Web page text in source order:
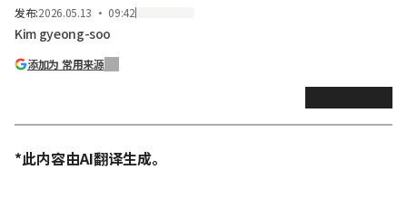
发布:2026.05.13 ・ 09:42
Kim gyeong-soo
添加为 常用来源
*此内容由AI翻译生成。